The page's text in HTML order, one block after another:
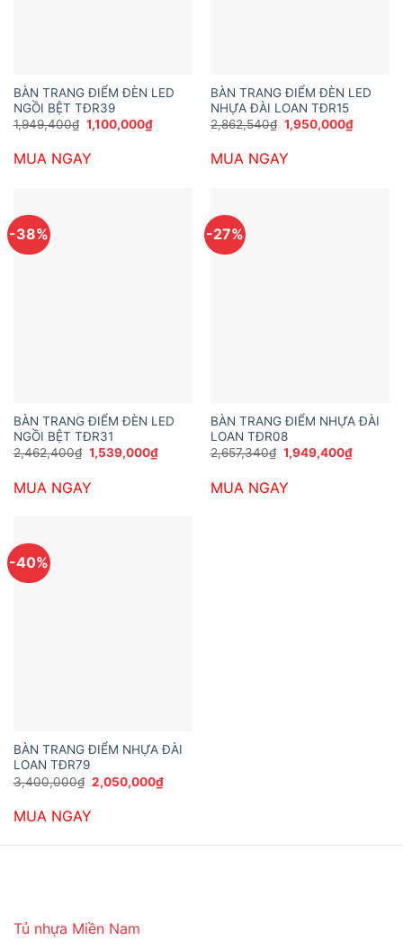
BÀN TRANG ĐIỂM ĐÈN LED
NGỒI BỆT TĐR39
1,949,400₫ Giá
gốc
1,949,400₫.
1,100,000₫Giá
hiện
MUA NGAY
BÀN TRANG ĐIỂM ĐÈN LED
NHỰA ĐÀI LOAN TĐR15
2,862,540₫ Giá
gốc
2,862,540₫.
1,950,000₫Giá
hiện
MUA NGAY
-38%
BÀN TRANG ĐIỂM ĐÈN LED
NGỒI BỆT TĐR31
2,462,400₫ Giá
gốc
2,462,400₫.
1,539,000₫Giá
hiện
MUA NGAY
-27%
BÀN TRANG ĐIỂM NHỰA ĐÀI
LOAN TĐR08
2,657,340₫ Giá
gốc
2,657,340₫.
1,949,400₫Giá
hiện
MUA NGAY
-40%
BÀN TRANG ĐIỂM NHỰA ĐÀI
LOAN TĐR79
3,400,000₫ Giá
gốc
3,400,000₫.
2,050,000₫Giá
hiện
MUA NGAY
Tủ nhựa Miền Nam